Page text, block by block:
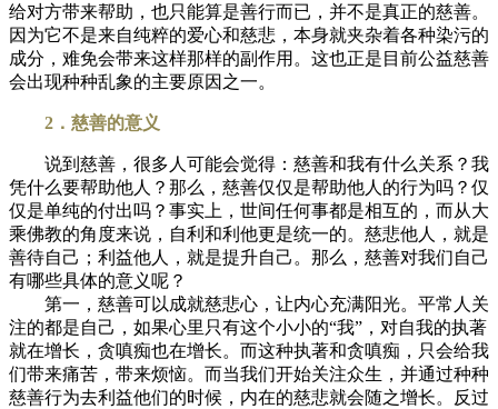
给对方带来帮助，也只能算是善行而已，并不是真正的慈善。
因为它不是来自纯粹的爱心和慈悲，本身就夹杂着各种染污的
成分，难免会带来这样那样的副作用。这也正是目前公益慈善
会出现种种乱象的主要原因之一。
2．慈善的意义
说到慈善，很多人可能会觉得：慈善和我有什么关系？我
凭什么要帮助他人？那么，慈善仅仅是帮助他人的行为吗？仅
仅是单纯的付出吗？事实上，世间任何事都是相互的，而从大
乘佛教的角度来说，自利和利他更是统一的。慈悲他人，就是
善待自己；利益他人，就是提升自己。那么，慈善对我们自己
有哪些具体的意义呢？
第一，慈善可以成就慈悲心，让内心充满阳光。平常人关
注的都是自己，如果心里只有这个小小的“我”，对自我的执著
就在增长，贪嗔痴也在增长。而这种执著和贪嗔痴，只会给我
们带来痛苦，带来烦恼。而当我们开始关注众生，并通过种种
慈善行为去利益他们的时候，内在的慈悲就会随之增长。反过